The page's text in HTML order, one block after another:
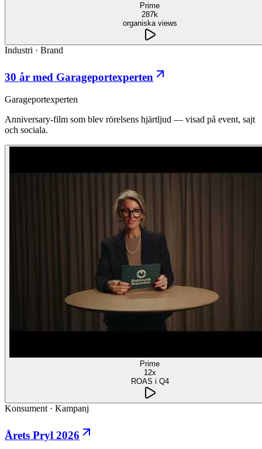
Prime
287k
organiska views
Industri · Brand
30 år med Garageportexperten
Garageportexperten
Anniversary-film som blev rörelsens hjärtljud — visad på event, sajt
och sociala.
Prime
12x
ROAS i Q4
Konsument · Kampanj
Årets Pryl 2026